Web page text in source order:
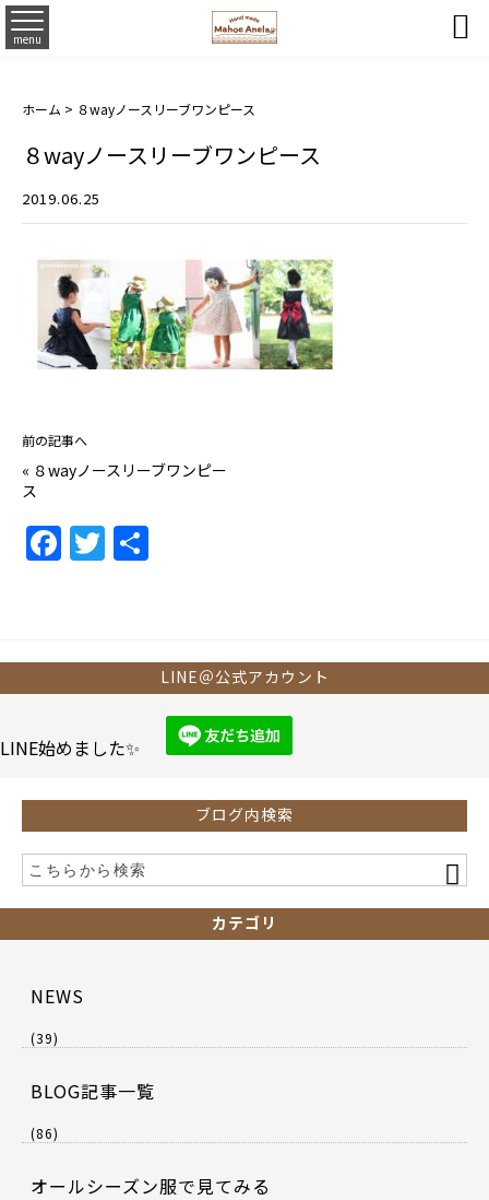
menu 
ホーム > ８wayノースリーブワンピース
８wayノースリーブワンピース
2019.06.25
前の記事へ
« ８wayノースリーブワンピー
ス
F
a
b
o
k
T
w
LINE＠公式アカウント
LINE始めました✨
ブログ内検索
カテゴリ
NEWS
(39)
BLOG記事一覧
(86)
オールシーズン服で見てみる